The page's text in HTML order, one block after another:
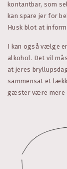
kontantbar, som
kan spare jer for
Husk blot at
I kan også vælge
alkohol. Det vil
at jeres
sammensat et
gæster være mere